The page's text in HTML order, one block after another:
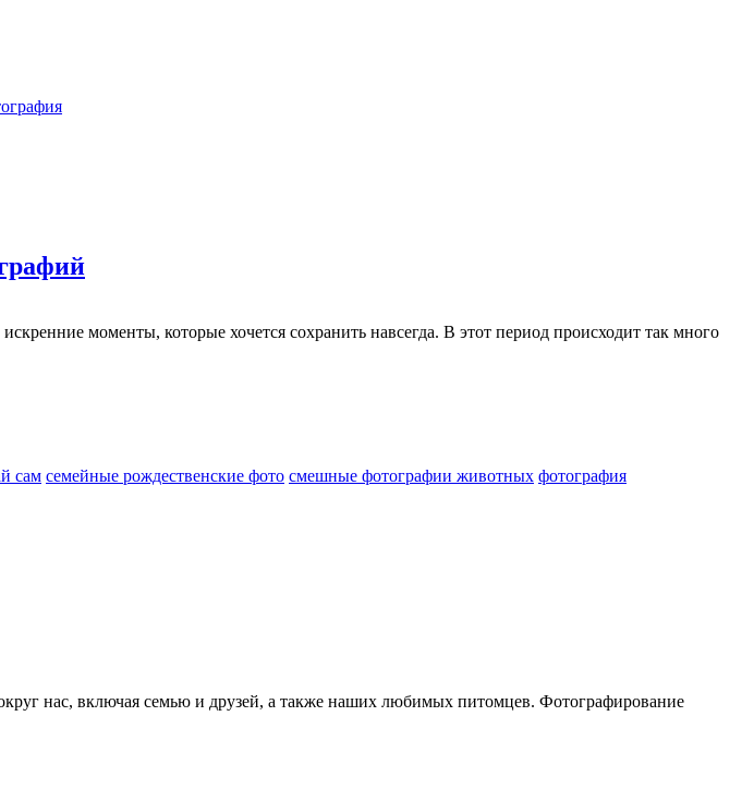
моменты, которые хочется сохранить навсегда. В этот период происходит так много
сам семейные рождественские фото смешные фотографии животных фотография
нас, включая семью и друзей, а также наших любимых питомцев. Фотографирование